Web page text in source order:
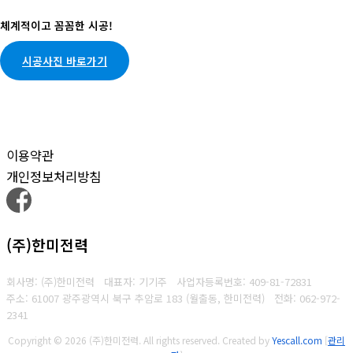
체계적이고 꼼꼼한 시공!
시공사진 바로가기
이용약관
개인정보처리방침
(주)한미전력
회사명: (주)한미전력 대표자: 기기주 사업자등록번호: 409-81-72831
주소: 61007 광주광역시 북구 추암로 183 (월출동, 한미전력) 전화: 062-972-
2341
Copyright © 2026 (주)한미전력. All rights reserved. Created byYescall.com [관리